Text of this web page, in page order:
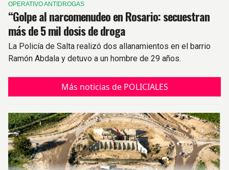
OPERATIVO ANTIDROGAS
“Golpe al narcomenudeo en Rosario: secuestran
más de 5 mil dosis de droga
La Policía de Salta realizó dos allanamientos en el barrio
Ramón Abdala y detuvo a un hombre de 29 años.
Más noticias de POLICIALES